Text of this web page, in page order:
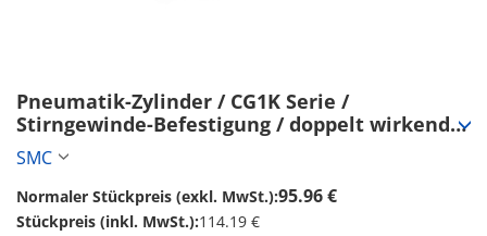
Pneumatik-Zylinder / CG1K Serie /
Stirngewinde-Befestigung / doppelt wirkend
(CDG1KBN25-325Z)
SMC
Normaler Stückpreis (exkl. MwSt.):95.96 €
Stückpreis (inkl. MwSt.):114.19 €